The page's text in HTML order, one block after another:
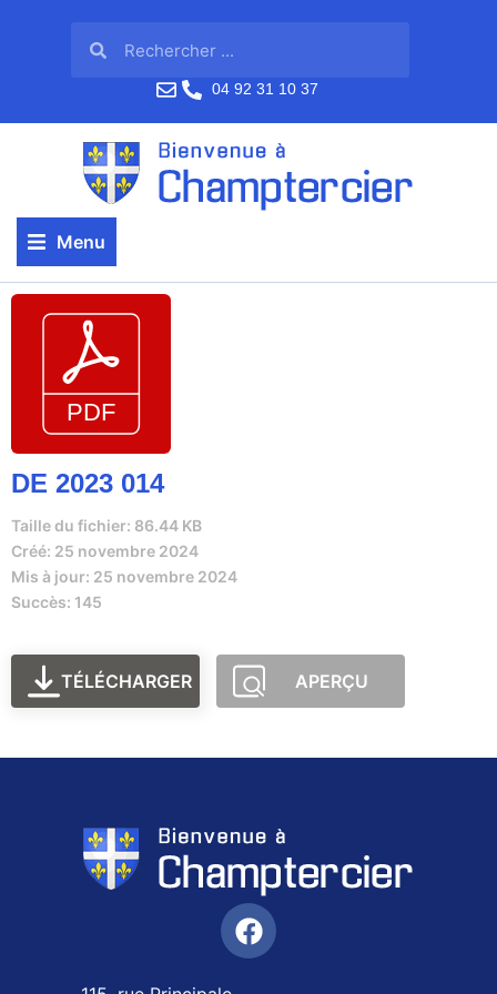
04 92 31 10 37
Menu
DE 2023 014
Taille du fichier: 86.44 KB
Créé: 25 novembre 2024
Mis à jour: 25 novembre 2024
Succès: 145
TÉLÉCHARGER APERÇU